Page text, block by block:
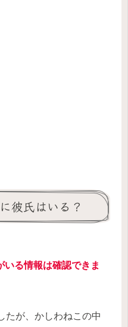
彼氏はいる？
いる情報は確認できま
たが、かしわねこの中